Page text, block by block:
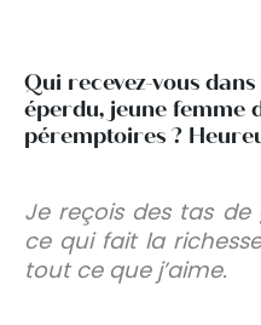
Qui recevez-vous
éperdu, jeune femme
péremptoires ?
Je reçois des tas de
ce qui fait la
tout ce que j’aime.